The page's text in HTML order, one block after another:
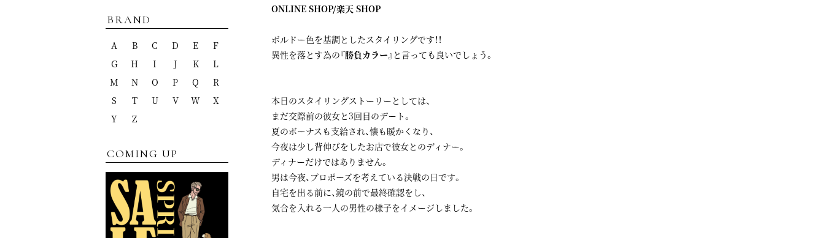
ONLINE SHOP/楽天 SHOP
ボルドー色を基調としたスタイリングです！！
異性を落とす為の『勝負カラー』 と言っても良いでしょう。
本日のスタイリングストーリーとしては、
まだ交際前の彼女と3回目のデート。
夏のボーナスも支給され、懐も暖かくなり、
今夜は少し背伸びをしたお店で彼女とのディナー。
ディナーだけではありません。
男は今夜、プロポーズを考えている決戦の日です。
自宅を出る前に、鏡の前で最終確認をし、
気合を入れる一人の男性の様子をイメージしました。
BRAND
A B C D E
F
G
H I J K
L
M
N O P Q
R
S
T U V W
X
Y
Z
COMING UP